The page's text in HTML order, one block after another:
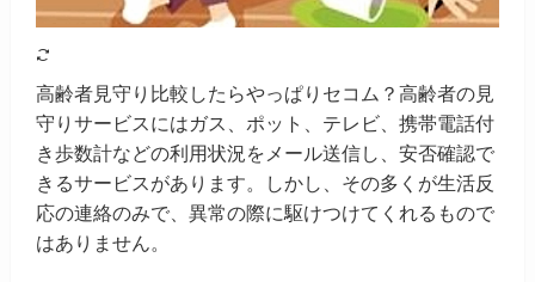
高齢者見守り比較したらやっぱりセコム？高齢者の見
守りサービスにはガス、ポット、テレビ、携帯電話付
き歩数計などの利用状況をメール送信し、安否確認で
きるサービスがあります。しかし、その多くが生活反
応の連絡のみで、異常の際に駆けつけてくれるもので
はありません。